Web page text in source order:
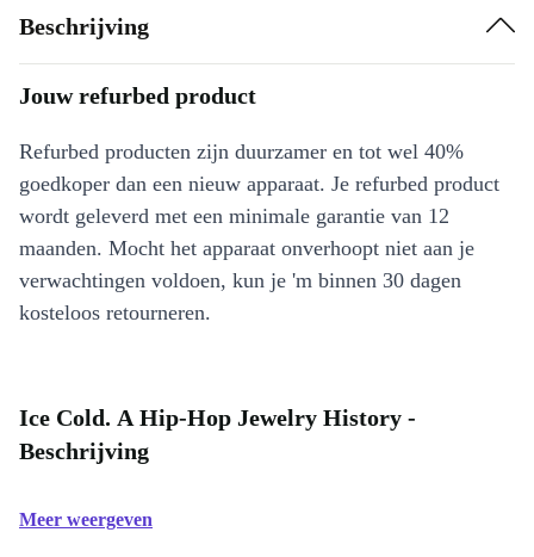
Beschrijving
Jouw refurbed product
Refurbed producten zijn duurzamer en tot wel 40%
goedkoper dan een nieuw apparaat. Je refurbed product
wordt geleverd met een minimale garantie van 12
maanden. Mocht het apparaat onverhoopt niet aan je
verwachtingen voldoen, kun je 'm binnen 30 dagen
kosteloos retourneren.
Ice Cold. A Hip-Hop Jewelry History -
Beschrijving
Meer weergeven